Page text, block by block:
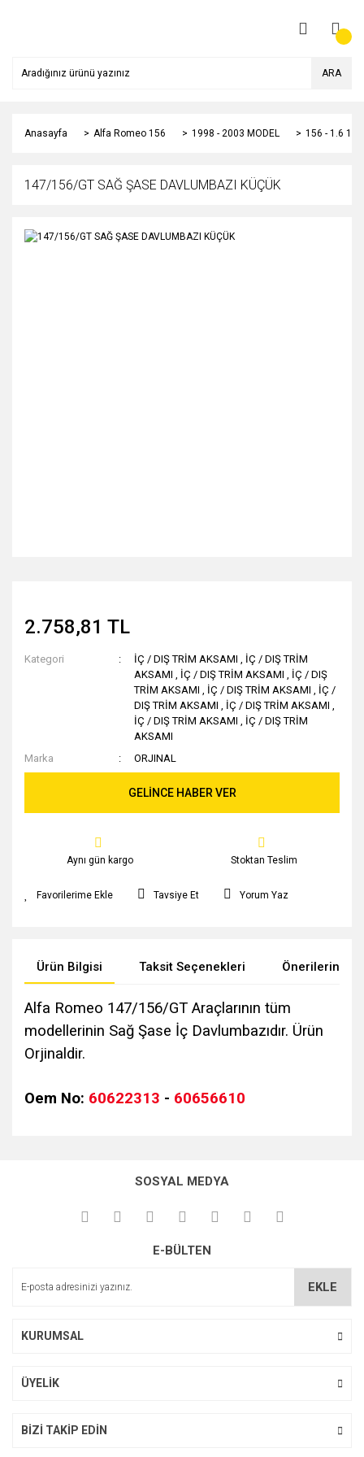
ARA
Anasayfa Alfa Romeo 156 1998 - 2003 MODEL 156 - 1.6
147/156/GT SAĞ ŞASE DAVLUMBAZI KÜÇÜK
2.758,81 TL
Kategori İÇ / DIŞ TRİM AKSAMI , İÇ / DIŞ TRİM
AKSAMI , İÇ / DIŞ TRİM AKSAMI , İÇ / DIŞ
TRİM AKSAMI , İÇ / DIŞ TRİM AKSAMI , İÇ /
DIŞ TRİM AKSAMI , İÇ / DIŞ TRİM AKSAMI ,
İÇ / DIŞ TRİM AKSAMI , İÇ / DIŞ TRİM
AKSAMI
Marka
ORJINAL
GELİNCE HABER VER
Aynı gün kargo Stoktan Teslim
Tavsiye Et Yorum Yaz
Ürün Bilgisi Taksit Seçenekleri Önerileriniz
Alfa Romeo 147/156/GT Araçlarının tüm
modellerinin Sağ Şase İç Davlumbazıdır. Ürün
Orjinaldir.
Oem No: 60622313 - 60656610
kullanarak tarafımıza iletebilirsiniz.
Görüş ve önerileriniz için teşekkür ederiz.
Ürün açıklamasında eksik bilgiler bulunuyor.
SOSYAL MEDYA
E-BÜLTEN
EKLE
KURUMSAL
ÜYELİK
BİZİ TAKİP EDİN